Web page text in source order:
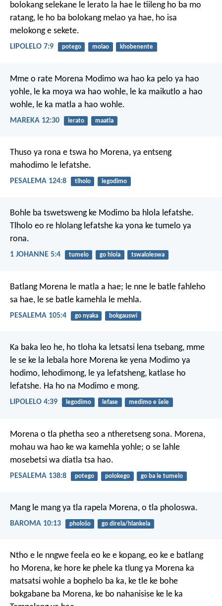
bolokang selekane le lerato la hae le tiileng ho ba mo
ratang, le ho ba bolokang melao ya hae, ho isa
melokong e sekete.
LIPOLELO 7:9 potego molao khobenente
Mme o rate Morena Modimo wa hao ka pelo ya hao
yohle, le ka moya wa hao wohle, le ka maikutlo a hao
wohle, le ka matla a hao wohle.
MAREKA 12:30 lerato maatla
Thuso ya rona e tswa ho Morena, ya entseng
mahodimo le lefatshe.
PESALEMA 124:8 tlholo legodimo
Bohle ba tswetsweng ke Modimo ba hlola lefatshe.
Tlholo eo re hlolang lefatshe ka yona ke tumelo ya
rona.
1 JOHANNE 5:4 tumelo go hlola tswaloleswa
Batlang Morena le matla a hae; le nne le batle fahleho
sa hae, le se batle kamehla le mehla.
PESALEMA 105:4 go nyaka bokgauswi
Ka baka leo he, ho tloha ka letsatsi lena tsebang, mme
le se ke la lebala hore Morena ke yena Modimo ya
hodimo, lehodimong, le ya lefatsheng, katlase ho
lefatshe. Ha ho na Modimo e mong.
LIPOLELO 4:39 legodimo lefase medimo e šele
Morena o tla phetha seo a ntheretseng sona. Morena,
mohau wa hao ke wa kamehla yohle; o se lahle
mosebetsi wa diatla tsa hao.
PESALEMA 138:8 potego polokego go ba le tumelo
Mang le mang ya tla rapela Morena, o tla pholoswa.
BAROMA 10:13 phološo go direla/hlankela
Ntho e le nngwe feela eo ke e kopang, eo ke e batlang
ho Morena, ke hore ke phele ka tlung ya Morena ka
matsatsi wohle a bophelo ba ka, ke tle ke bohe
bokgabane ba Morena, ke bo nahanisise ke le ka